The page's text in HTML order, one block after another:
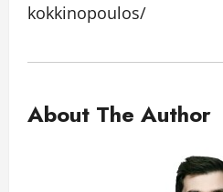
kokkinopoulos/
About The Author